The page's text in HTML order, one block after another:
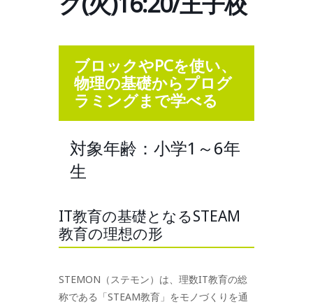
ブロックやPCを使い、
物理の基礎からプログ
ラミングまで学べる
対象年齢：小学1～6年
生
IT教育の基礎となるSTEAM
教育の理想の形
STEMON（ステモン）は、理数IT教育の総
称である「STEAM教育」をモノづくりを通